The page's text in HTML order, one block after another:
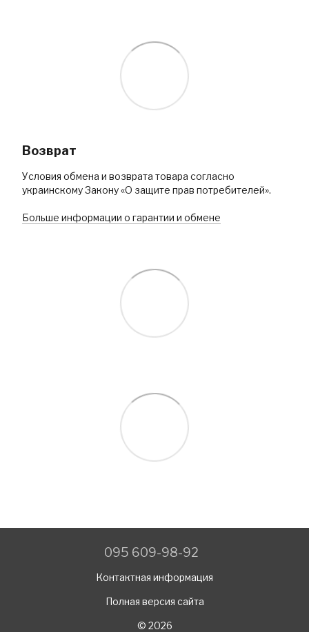
Возврат
Условия обмена и возврата товара согласно
украинскому Закону «О защите прав потребителей».
Больше информации о гарантии и обмене
095 609-98-92
Контактная информация
Полная версия сайта
© 2026